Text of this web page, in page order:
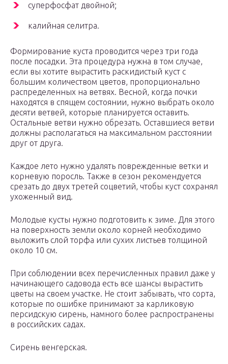
суперфосфат двойной;
калийная селитра.
Формирование куста проводится через три года
после посадки. Эта процедура нужна в том случае,
если вы хотите вырастить раскидистый куст с
большим количеством цветов, пропорционально
распределенных на ветвях. Весной, когда почки
находятся в спящем состоянии, нужно выбрать около
десяти ветвей, которые планируется оставить.
Остальные ветви нужно обрезать. Оставшиеся ветви
должны располагаться на максимальном расстоянии
друг от друга.
Каждое лето нужно удалять поврежденные ветки и
корневую поросль. Также в сезон рекомендуется
срезать до двух третей соцветий, чтобы куст сохранял
ухоженный вид.
Молодые кусты нужно подготовить к зиме. Для этого
на поверхность земли около корней необходимо
выложить слой торфа или сухих листьев толщиной
около 10 см.
При соблюдении всех перечисленных правил даже у
начинающего садовода есть все шансы вырастить
цветы на своем участке. Не стоит забывать, что сорта,
которые по ошибке принимают за карликовую
персидскую сирень, намного более распространены
в российских садах.
Сирень венгерская.